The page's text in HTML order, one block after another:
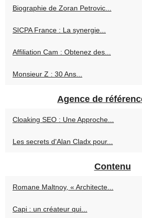
Biographie de Zoran Petrovic...
SICPA France : La synergie...
Affiliation Cam : Obtenez des...
Monsieur Z : 30 Ans...
Agence de
Cloaking SEO : Une Approche...
Les secrets d'Alan Cladx pour...
Contenu
Romane Maltnoy, « Architecte...
Capi : un créateur qui...